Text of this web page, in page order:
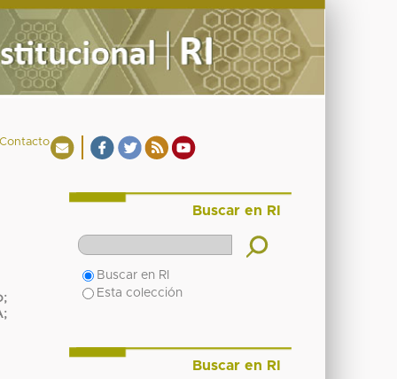
;
;
Buscar en RI
Buscar en RI
Esta colección
Buscar en RI